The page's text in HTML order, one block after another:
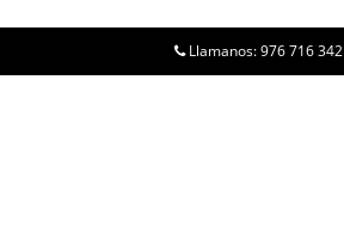
Llamanos: 976 716 342